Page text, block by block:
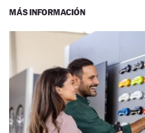
MÁS INFORMACIÓN